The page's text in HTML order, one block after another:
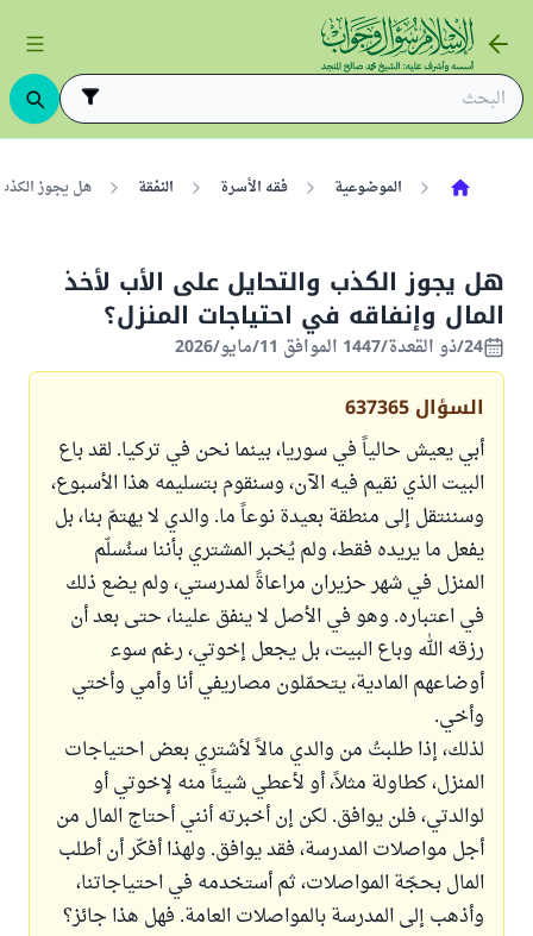
الموضوعية فقه الأسرة النفقة هل يجوز
هل يجوز الكذب والتحايل على الأب لأخذ
المال وإنفاقه في احتياجات المنزل؟
24/ذو القعدة/1447 الموافق 11/مايو/2026
السؤال 637365
أبي يعيش حالياً في سوريا، بينما نحن في تركيا. لقد باع
البيت الذي نقيم فيه الآن، وسنقوم بتسليمه هذا الأسبوع،
وسننتقل إلى منطقة بعيدة نوعاً ما. والدي لا يهتمّ بنا، بل
يفعل ما يريده فقط، ولم يُخبر المشتري بأننا سنُسلّم
المنزل في شهر حزيران مراعاةً لمدرستي، ولم يضع ذلك
في اعتباره. وهو في الأصل لا ينفق علينا، حتى بعد أن
رزقه الله وباع البيت، بل يجعل إخوتي، رغم سوء
أوضاعهم المادية، يتحمّلون مصاريفي أنا وأمي وأختي
وأخي.
لذلك، إذا طلبتُ من والدي مالاً لأشتري بعض احتياجات
المنزل، كطاولة مثلاً، أو لأعطي شيئاً منه لإخوتي أو
لوالدتي، فلن يوافق. لكن إن أخبرته أنني أحتاج المال من
أجل مواصلات المدرسة، فقد يوافق. ولهذا أفكّر أن أطلب
المال بحجّة المواصلات، ثم أستخدمه في احتياجاتنا،
وأذهب إلى المدرسة بالمواصلات العامة. فهل هذا جائز؟